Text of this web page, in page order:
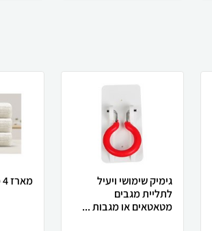
גימיק שימושי ויעיל
לתליית מגבים
מטאטאים או מגבות ...
מארז 4 מגבות גוף